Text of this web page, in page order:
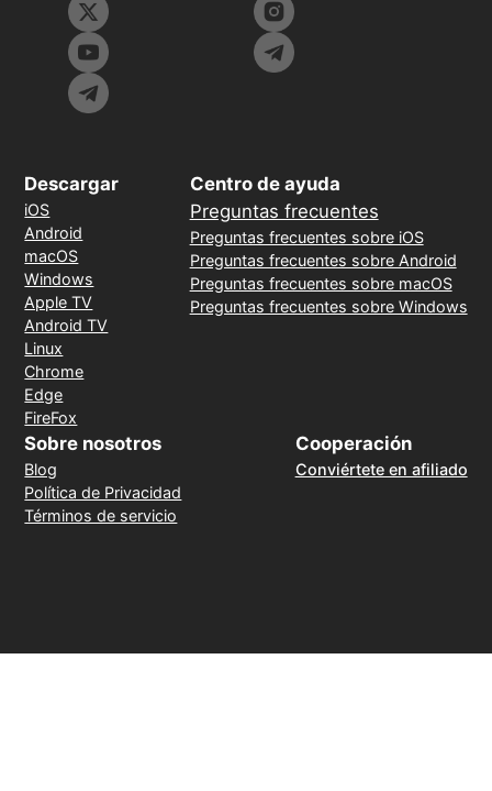
Descargar
iOS
Android
macOS
Windows
Apple TV
Android TV
Linux
Chrome
Edge
FireFox
Centro de ayuda
Preguntas frecuentes
Preguntas frecuentes sobre iOS
Preguntas frecuentes sobre Android
Preguntas frecuentes sobre macOS
Preguntas frecuentes sobre Windows
Sobre nosotros
Blog
Política de Privacidad
Términos de servicio
Cooperación
Conviértete en afiliado